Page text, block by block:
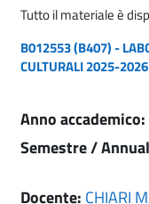
Tutto il materiale è
B012553 (B407) -
CULTURALI 2025-2026
Anno accademico:
Semestre /
Docente: CHIARI